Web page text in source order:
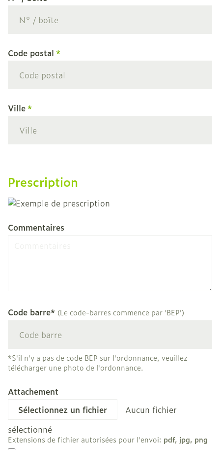
Code postal
Ville
Prescription
Commentaires
Code barre* (Le code-barres commence par 'BEP')
*S'il n'y a pas de code BEP sur l'ordonnance, veuillez
télécharger une photo de l'ordonnance.
Attachement
Aucun fichier
sélectionné
Extensions de fichier autorisées pour l'envoi: pdf, jpg, png